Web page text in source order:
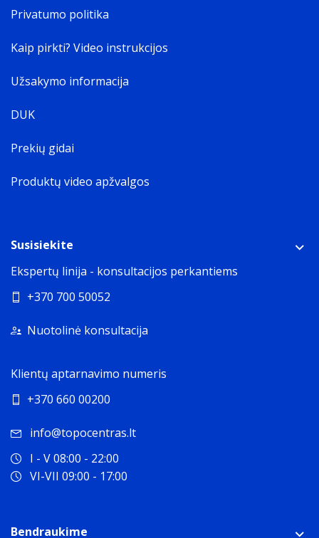
Privatumo politika
Kaip pirkti? Video instrukcijos
Užsakymo informacija
DUK
Prekių gidai
Produktų video apžvalgos
Susisiekite
Ekspertų linija - konsultacijos perkantiems
+370 700 50052
Nuotolinė konsultacija
Klientų aptarnavimo numeris
+370 660 00200
info@topocentras.lt
I - V 08:00 - 22:00
VI-VII 09:00 - 17:00
Bendraukime